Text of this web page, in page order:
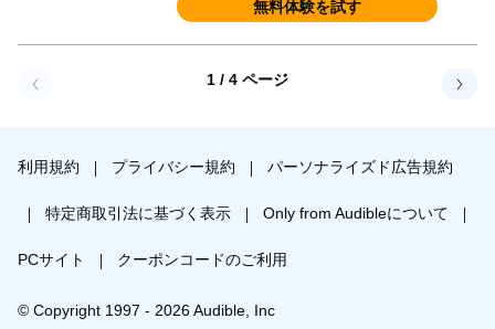
無料体験を試す
1 / 4 ページ
利用規約 プライバシー規約 パーソナライズド広告規約
特定商取引法に基づく表示 Only from Audibleについて
PCサイト クーポンコードのご利用
© Copyright 1997 - 2026 Audible, Inc